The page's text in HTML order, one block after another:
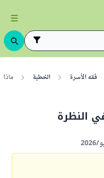
فقه الأسرة الخطبة
النظرة